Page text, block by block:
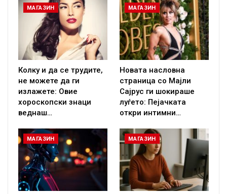
МАГАЗИН
Колку и да се трудите,
не можете да ги
излажете: Овие
хороскопски знаци
веднаш…
МАГАЗИН
Новата насловна
страница со Мајли
Сајрус ги шокираше
луѓето: Пејачката
откри интимни…
МАГАЗИН МАГАЗИН